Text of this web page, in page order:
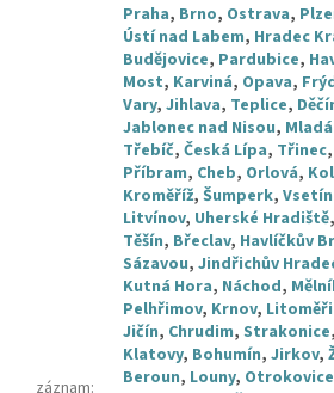
záznam:
Praha, Brno, Ostrava,
Ústí nad Labem, Hradec
Budějovice, Pardubice,
Most, Karviná, Opava,
Vary, Jihlava, Teplice,
Jablonec nad Nisou,
Třebíč, Česká Lípa, Třinec,
Příbram, Cheb, Orlová,
Kroměříž, Šumperk, Vsetín
Litvínov, Uherské Hradiště,
Těšín, Břeclav, Havlíčkův
Sázavou, Jindřichův
Kutná Hora, Náchod,
Pelhřimov, Krnov,
Jičín, Chrudim, Strakonice,
Klatovy, Bohumín, Jirkov,
Beroun, Louny, Otrokovice